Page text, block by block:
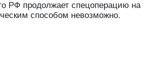
РФ продолжает спецоперацию на
способом невозможно.